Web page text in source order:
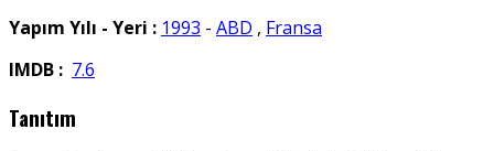
Yapım Yılı - Yeri : 1993 - ABD , Fransa
IMDB : 7.6
Tanıtım